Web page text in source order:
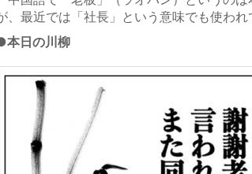
、最近では「社長」という意味でも使われ
本日の川柳